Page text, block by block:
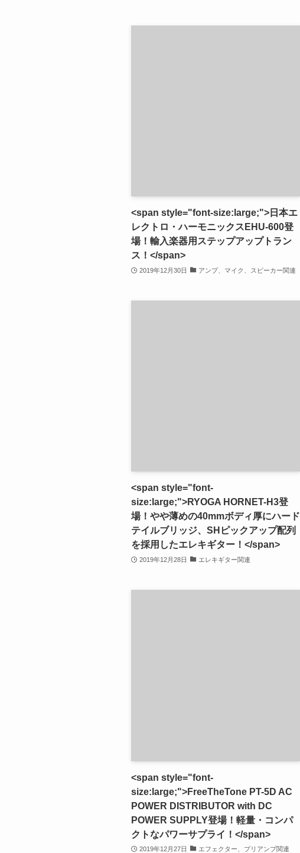
<span style="font-size:large;">日本エ
レクトロ・ハーモニックスEHU-600登
場！輸入楽器用ステップアップトラン
ス！</span>
2019年12月30日 アンプ、マイク、スピーカー関連
<span style="font-
size:large;">RYOGA HORNET-H3登
場！やや薄めの40mmボディ厚にハード
テイルブリッジ、SHピックアップ配列
を採用したエレキギター！</span>
2019年12月28日 エレキギター関連
<span style="font-
size:large;">FreeTheTone PT-5D AC
POWER DISTRIBUTOR with DC
POWER SUPPLY登場！軽量・コンパ
クトなパワーサプライ！</span>
2019年12月27日 エフェクター、プリアンプ関連